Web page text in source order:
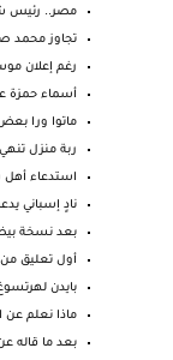
مصر.. رئيس
تجاوز محمد
رغم إعلان
أسماء حمزة
ماتوا ورا
ربة منزل
استدعاء
نادٍ إسباني
بعد نسخة
أول تعليق من
بايدن
ماذا نعلم عن
بعد ما قاله